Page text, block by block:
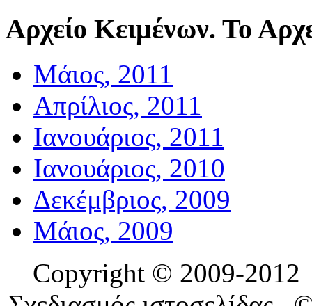
Αρχείο Κειμένων. Το
Μάιος, 2011
Απρίλιος, 2011
Ιανουάριος, 2011
Ιανουάριος, 2010
Δεκέμβριος, 2009
Μάιος, 2009
Copyright © 2009-